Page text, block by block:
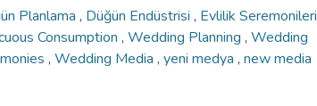
Planlama , Düğün Endüstrisi , Evlilik Seremonileri
Consumption , Wedding Planning , Wedding
, Wedding Media , yeni medya , new media